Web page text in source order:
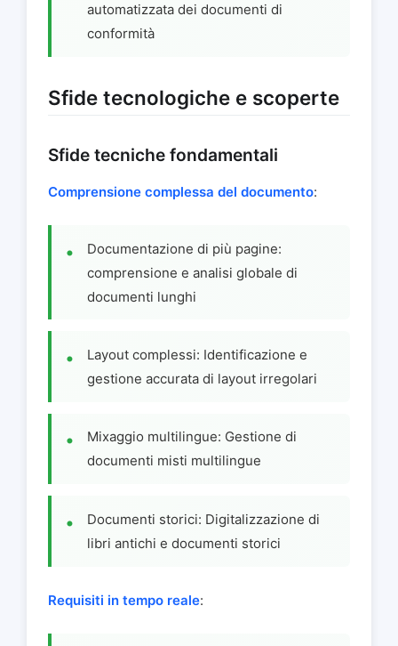
automatizzata dei documenti di
conformità
Sfide tecnologiche e scoperte
Sfide tecniche fondamentali
Comprensione complessa del documento:
Documentazione di più pagine:
comprensione e analisi globale di
documenti lunghi
Layout complessi: Identificazione e
gestione accurata di layout irregolari
Mixaggio multilingue: Gestione di
documenti misti multilingue
Documenti storici: Digitalizzazione di
libri antichi e documenti storici
Requisiti in tempo reale: